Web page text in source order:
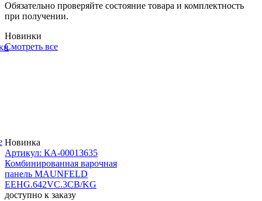
Обязательно проверяйте состояние товара и комплектность
при получении.
Новинки
Смотреть все
Новинка
Артикул: КА-00013635
Комбинированная варочная
панель MAUNFELD
EEHG.642VC.3CB/KG
доступно к заказу